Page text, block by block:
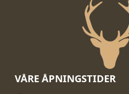
VÅRE ÅPNINGSTIDER